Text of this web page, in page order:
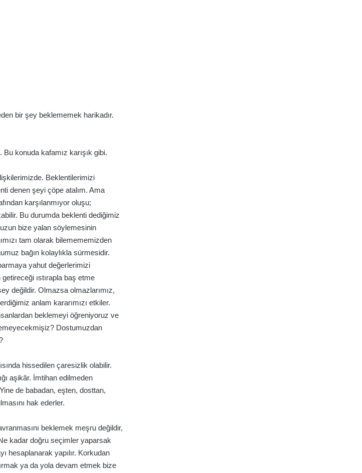
bir şey beklememek harikadır.
konuda kafamız karışık gibi.
Beklentilerimizi
denen şeyi çöpe atalım. Ama
karşılanmıyor oluşu;
Bu durumda beklenti dediğimiz
bize yalan söylemesinin
tam olarak bilemememizden
bağın kolaylıkla sürmesidir.
yahut değerlerimizi
ıstırapla baş etme
değildir. Olmazsa olmazlarımız,
anlam kararımızı etkiler.
beklemeyi öğreniyoruz ve
Dostumuzdan
hissedilen çaresizlik olabilir.
aşikâr. İmtihan edilmeden
de babadan, eşten, dosttan,
hak ederler.
beklemek meşru değildir,
kadar doğru seçimler yaparsak
hesaplanarak yapılır. Korkudan
ya da yola devam etmek bize